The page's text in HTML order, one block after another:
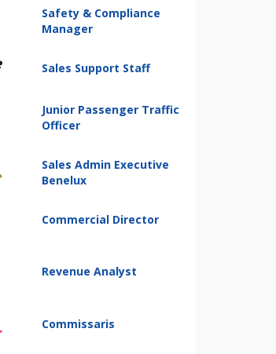
Safety & Compliance
Manager
Sales Support Staff
Junior Passenger Traffic
Officer
Sales Admin Executive
Benelux
Commercial Director
Revenue Analyst
Commissaris